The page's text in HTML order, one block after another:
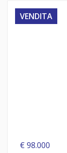
VENDITA
€ 98.000